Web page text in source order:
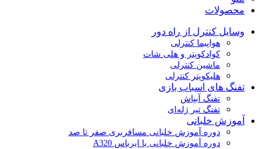
محصولات
وسایل کنترل از راه دور
هواپیما کنترلی
کوادکوپتر و هلی شات
ماشین کنترلی
هلیکوپتر کنترلی
تفنگ های اسباب بازی
تفنگ آبپاش
تفنگ تیر ژله‌ای
آموزش خلبانی
دوره آموزش خلبانی مسافربری صفر تا صد
دوره آموزش خلبانی با ایرباس A320